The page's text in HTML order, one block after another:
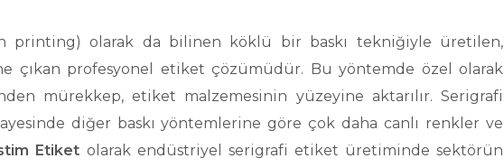
printing) olarak da bilinen köklü bir baskı tekniğiyle üretilen,
çıkan profesyonel etiket çözümüdür. Bu yöntemde özel olarak
mürekkep, etiket malzemesinin yüzeyine aktarılır. Serigrafi
diğer baskı yöntemlerine göre çok daha canlı renkler ve
Etiket olarak endüstriyel serigrafi etiket üretiminde sektörün